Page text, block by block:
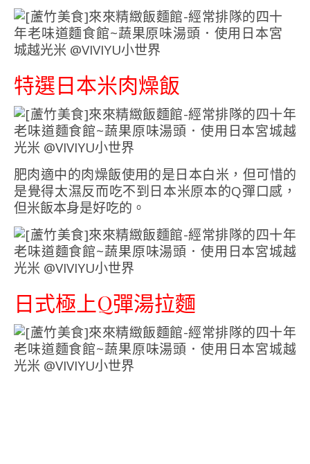
特選日本米肉燥飯
肥肉適中的肉燥飯使用的是日本白米，但可惜的
是覺得太濕反而吃不到日本米原本的Q彈口感，
但米飯本身是好吃的。
日式極上Q彈湯拉麵